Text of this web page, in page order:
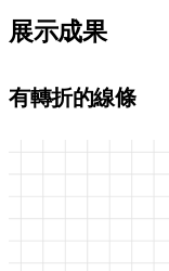
展示成果
有轉折的線條